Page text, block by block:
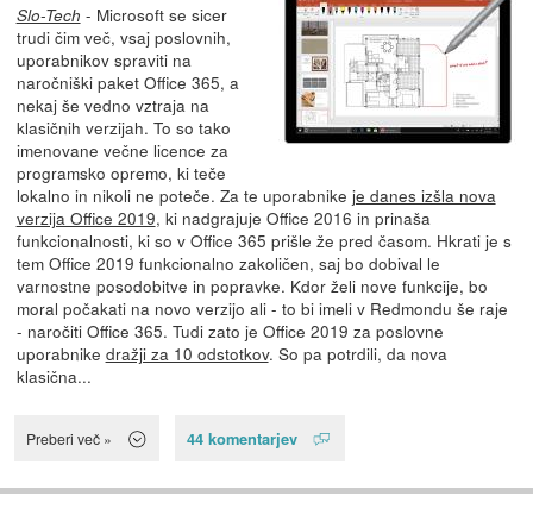
Slo-Tech - Microsoft se sicer
trudi čim več, vsaj poslovnih,
uporabnikov spraviti na
naročniški paket Office 365, a
nekaj še vedno vztraja na
klasičnih verzijah. To so tako
imenovane večne licence za
programsko opremo, ki teče
lokalno in nikoli ne poteče. Za te uporabnike je danes izšla nova
verzija Office 2019, ki nadgrajuje Office 2016 in prinaša
funkcionalnosti, ki so v Office 365 prišle že pred časom. Hkrati je s
tem Office 2019 funkcionalno zakoličen, saj bo dobival le
varnostne posodobitve in popravke. Kdor želi nove funkcije, bo
moral počakati na novo verzijo ali - to bi imeli v Redmondu še raje
- naročiti Office 365. Tudi zato je Office 2019 za poslovne
uporabnike dražji za 10 odstotkov. So pa potrdili, da nova
klasična...
Preberi več » 44 komentarjev